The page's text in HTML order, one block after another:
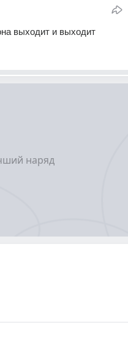
выходит и выходит